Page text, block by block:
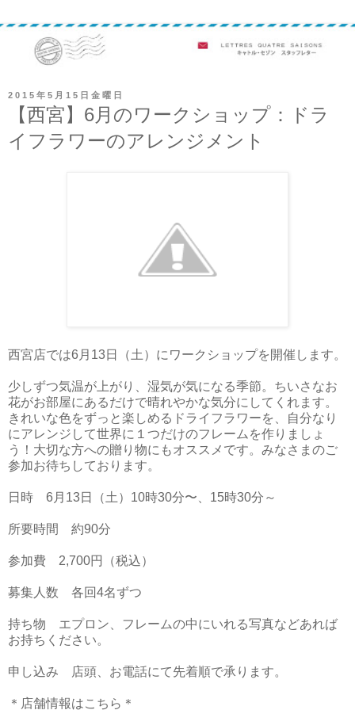
2015年5月15日金曜日
【西宮】6月のワークショップ：ドラ
イフラワーのアレンジメント
西宮店では6月13日（土）にワークショップを開催します。
少しずつ気温が上がり、湿気が気になる季節。ちいさなお
花がお部屋にあるだけで晴れやかな気分にしてくれます。
きれいな色をずっと楽しめるドライフラワーを、自分なり
にアレンジして世界に１つだけのフレームを作りましょ
う！大切な方への贈り物にもオススメです。みなさまのご
参加お待ちしております。
日時 6月13日（土）10時30分〜、15時30分～
所要時間 約90分
参加費 2,700円（税込）
募集人数 各回4名ずつ
持ち物 エプロン、フレームの中にいれる写真などあれば
お持ちください。
申し込み 店頭、お電話にて先着順で承ります。
＊店舗情報はこちら＊